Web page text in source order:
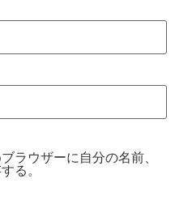
ラウザーに自分の名前、
る。